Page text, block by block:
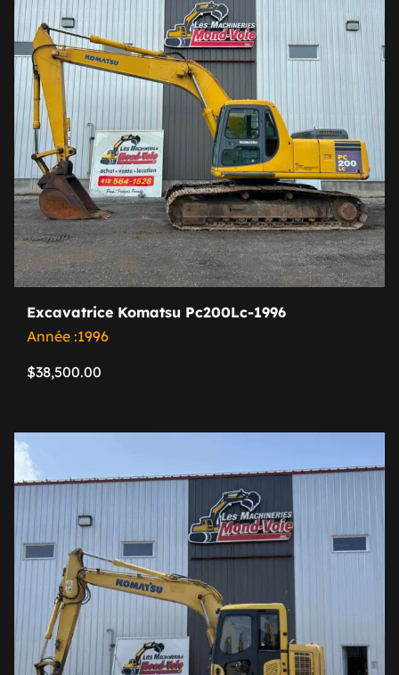
Excavatrice Komatsu Pc200Lc-1996
Année :1996
$38,500.00